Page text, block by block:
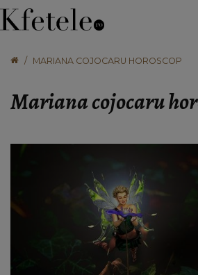
MARIANA COJOCARU HOROSCOP
Mariana cojocaru